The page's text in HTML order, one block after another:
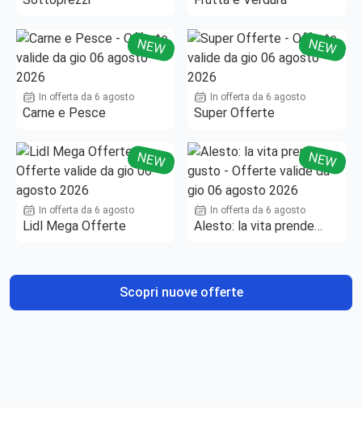
NEW
In offerta da 6 agosto
Carne e Pesce
NEW
In offerta da 6 agosto
Super Offerte
NEW
In offerta da 6 agosto
Lidl Mega Offerte
NEW
In offerta da 6 agosto
Alesto: la vita prende
Scopri nuove offerte